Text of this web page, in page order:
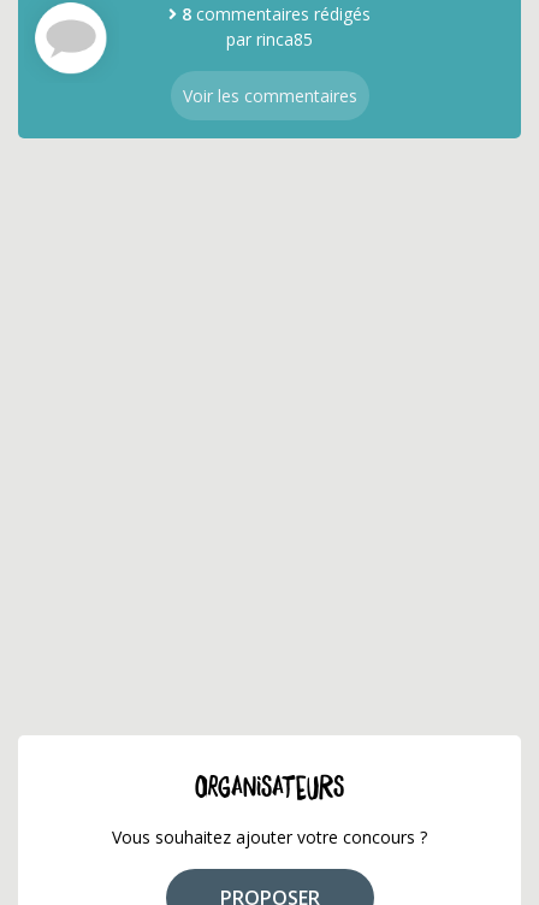
8 commentaires rédigés
par rinca85
Voir les commentaires
ORGANISATEURS
Vous souhaitez ajouter votre concours ?
PROPOSER